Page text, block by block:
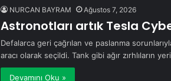
NURCAN BAYRAM Ağustos 7, 2026
Astronotları artık Tesla
Defalarca geri çağrılan ve paslanma
aracı olarak seçildi. Tank gibi ağır zırhlıların
Devamını Oku »